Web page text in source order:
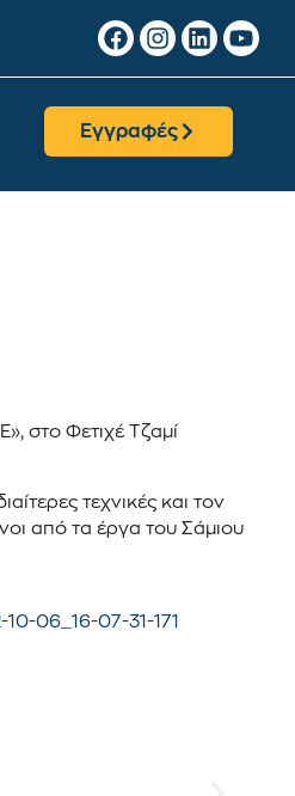
Εγγραφές
στο Φετιχέ Τζαμί
τεχνικές και τον
από τα έργα του Σάμιου